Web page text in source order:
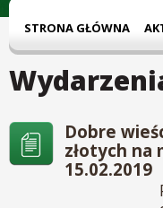
STRONA GŁÓWNA
Dobre
złotych
15.02.2019